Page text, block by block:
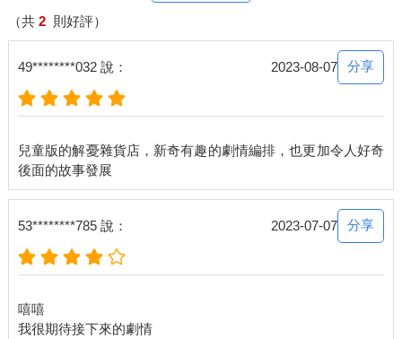
（共 2 則好評）
49********032 說： 2023-08-07 分享
兒童版的解憂雜貨店，新奇有趣的劇情編排，也更加令人好奇
53********785 說： 2023-07-07 分享
嘻嘻
我很期待接下來的劇情